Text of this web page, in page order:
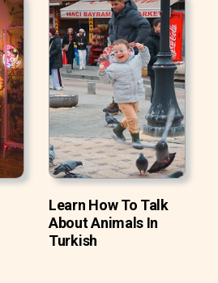
Learn How To Talk
About Animals In
Turkish